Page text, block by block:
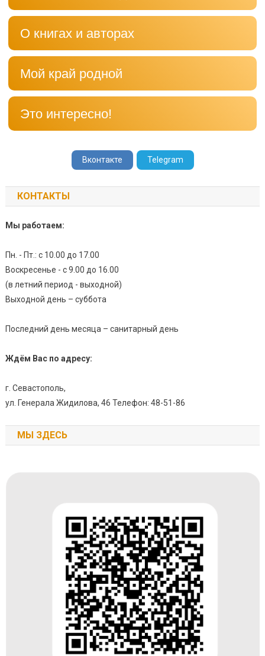
О книгах и авторах
Мой край родной
Это интересно!
Вконтакте Telegram
КОНТАКТЫ
Мы работаем:
Пн. - Пт.: с 10.00 до 17.00
Воскресенье - с 9.00 до 16.00
(в летний период - выходной)
Выходной день – суббота
Последний день месяца – санитарный день
Ждём Вас по адресу:
г. Севастополь,
ул. Генерала Жидилова, 46 Телефон: 48-51-86
МЫ ЗДЕСЬ